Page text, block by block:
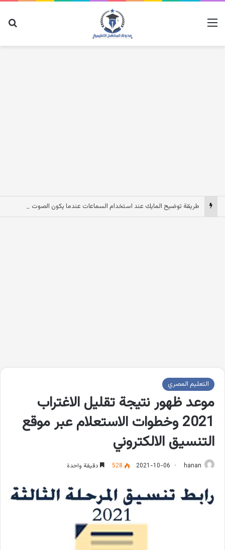
القائمة
التعليم المصري
موعد ظهور نتيجة تقليل الاغتراب
2021 وخطوات الاستعلام عبر موقع
التنسيق الالكتروني
hanan
2021-10-06
528 دقيقة واحدة